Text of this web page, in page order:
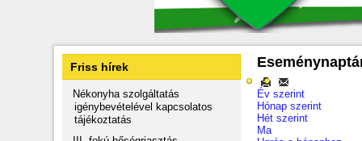
Friss hírek
Nékonyha szolgáltatás
igénybevételével kapcsolatos
tájékoztatás
Év szerint
Hónap szerint
Hét szerint
Ma